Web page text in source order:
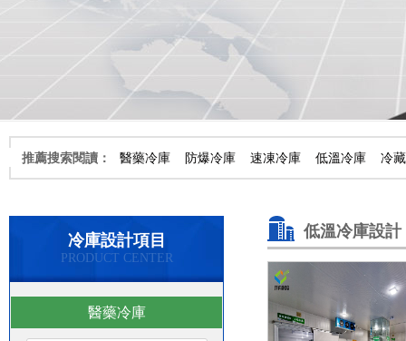
推薦搜索閱讀： 醫藥冷庫 防爆冷庫 速凍冷庫 低溫冷庫 冷
冷庫設計項目
PRODUCT CENTER
醫藥冷庫
低溫冷庫設計